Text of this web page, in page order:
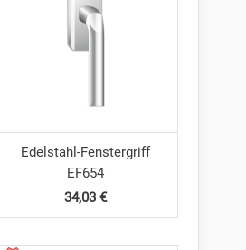
Edelstahl-Fenstergriff
EF654
34,03 €